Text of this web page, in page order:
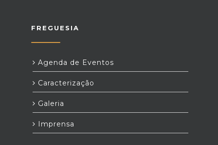
FREGUESIA
Agenda de Eventos
Caracterização
Galeria
Imprensa